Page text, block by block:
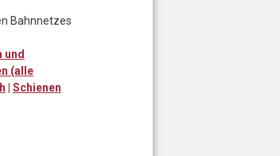
Bahnnetzes
und
(alle
| Schienen